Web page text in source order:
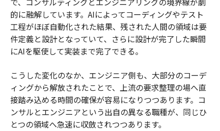
的に融解しています。AIによってコーディングやテスト
工程がほぼ自動化された結果、残された人間の領域は要
件定義と設計となっていて、さらに設計が完了した瞬間
にAIを駆使して実装まで完了できる。
こうした変化のなか、エンジニア側も、大部分のコーデ
ィングから解放されたことで、上流の要求整理の場へ直
接踏み込める時間の確保が容易になりつつあります。コ
ンサルとエンジニアという出自の異なる職種が、同じひ
とつの領域へ急速に収斂されつつあります。